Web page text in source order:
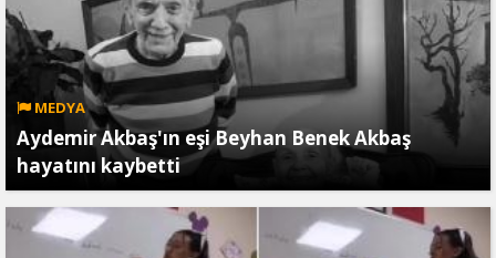
MEDYA
Aydemir Akbaş'ın eşi Beyhan Benek Akbaş
hayatını kaybetti